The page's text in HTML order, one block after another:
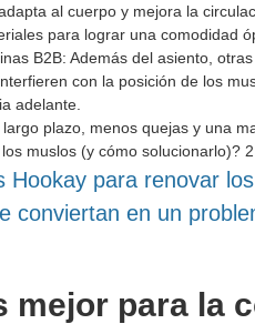
al cuerpo y mejora la
para lograr una comodidad
B2B: Además del asiento,
con la posición de los
adelante.
plazo, menos quejas y una
para renovar
conviertan en un
mejor para la